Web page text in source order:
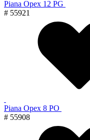
Piana Орех 12 PG
# 55921
Piana Орех 8 PO
# 55908